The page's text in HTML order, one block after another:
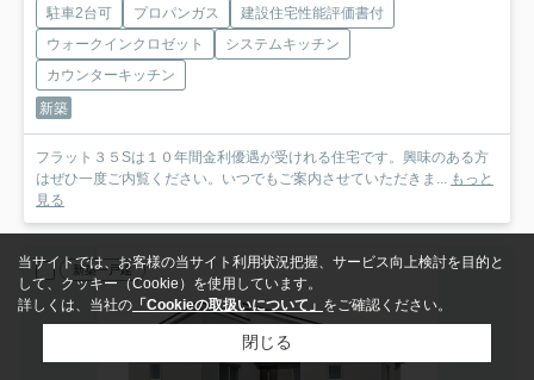
駐車2台可 プロパンガス
建設住宅性能評価書付
ウォークインクロゼット
システムキッチン
カウンターキッチン
新築
フラット３５Sは１０年間金利優遇が受けれる住宅です。興味のある方
はぜひ一度ご内覧ください。いつでもご案内させていただきま...
もっと
見る
新築一戸建
当サイトでは、お客様の当サイト利用状況把握、サービス向上検討を目的と
して、クッキー（Cookie）を使用しています。
詳しくは、当社の 「Cookieの取扱いについて」 をご確認ください。
閉じる